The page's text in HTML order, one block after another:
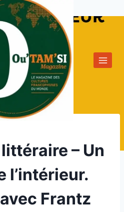
– Un
l’intérieur.
Frantz